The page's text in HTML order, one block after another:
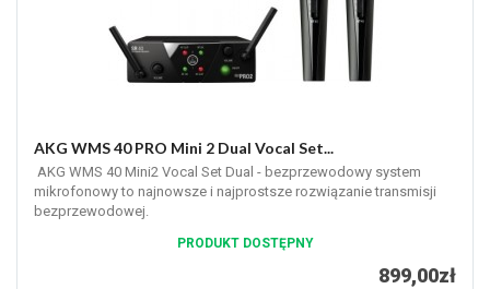
AKG WMS 40 PRO Mini 2 Dual Vocal Set...
AKG WMS 40 Mini2 Vocal Set Dual - bezprzewodowy system
mikrofonowy to najnowsze i najprostsze rozwiązanie transmisji
bezprzewodowej.
PRODUKT DOSTĘPNY
899,00zł